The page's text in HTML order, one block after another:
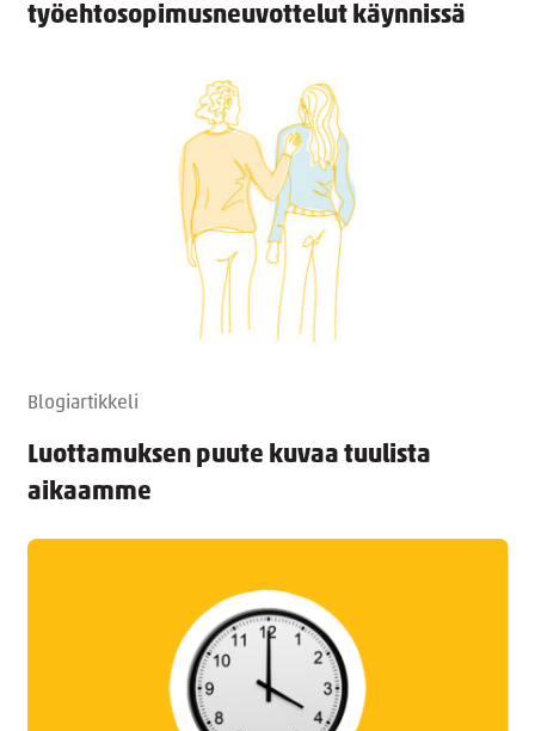
työehtosopimusneuvottelut käynnissä
Blogiartikkeli
Luottamuksen puute kuvaa tuulista
aikaamme